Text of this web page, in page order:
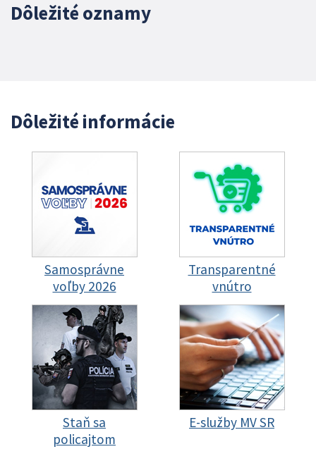
Dôležité oznamy
Dôležité informácie
Samosprávne
voľby 2026
Transparentné
vnútro
Staň sa
policajtom
E-služby MV SR